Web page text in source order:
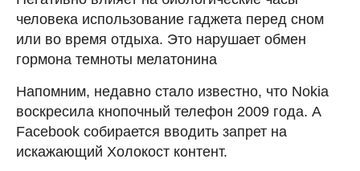
человека использование гаджета перед сном
или во время отдыха. Это нарушает обмен
гормона темноты мелатонина
Напомним, недавно стало известно, что Nokia
воскресила кнопочный телефон 2009 года. А
Facebook собирается вводить запрет на
искажающий Холокост контент.